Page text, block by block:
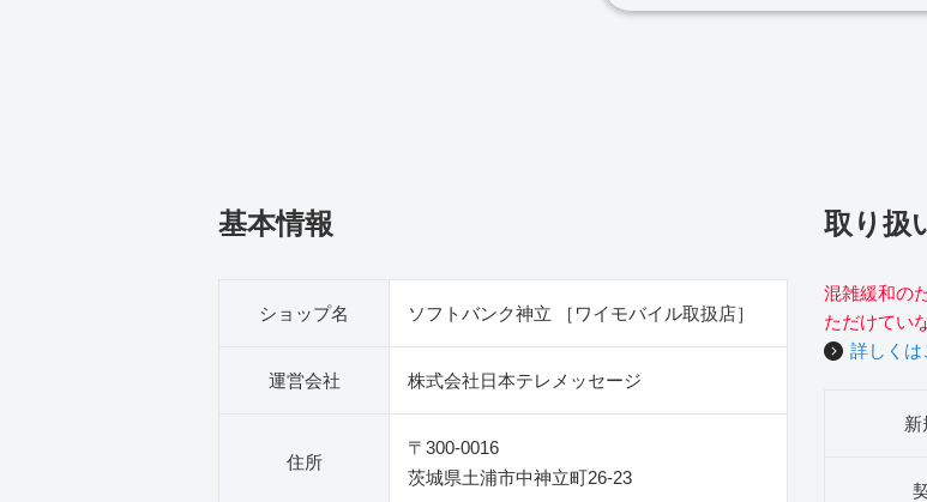
基本情報
ショップ名 ソフトバンク神立 ［ワイモバイル取扱店］
運営会社 株式会社日本テレメッセージ
住所
〒300-0016
茨城県土浦市中神立町26‐23
取り扱
混雑緩和の
ただけてい
詳しくは
新